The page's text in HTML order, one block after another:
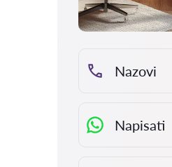
Nazovi
Napisati